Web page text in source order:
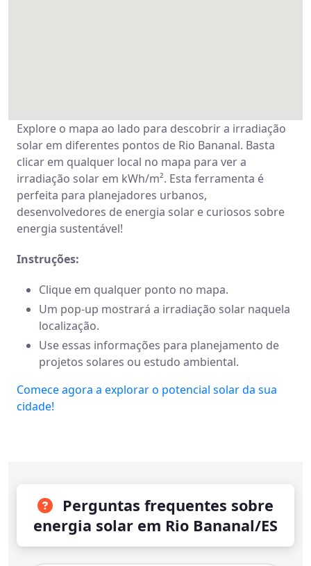
Explore o mapa ao lado para descobrir a irradiação
solar em diferentes pontos de Rio Bananal. Basta
clicar em qualquer local no mapa para ver a
irradiação solar em kWh/m². Esta ferramenta é
perfeita para planejadores urbanos,
desenvolvedores de energia solar e curiosos sobre
energia sustentável!
Instruções:
Clique em qualquer ponto no mapa.
Um pop-up mostrará a irradiação solar naquela
localização.
Use essas informações para planejamento de
projetos solares ou estudo ambiental.
Comece agora a explorar o potencial solar da sua
cidade!
Perguntas frequentes sobre
energia solar em Rio Bananal/ES